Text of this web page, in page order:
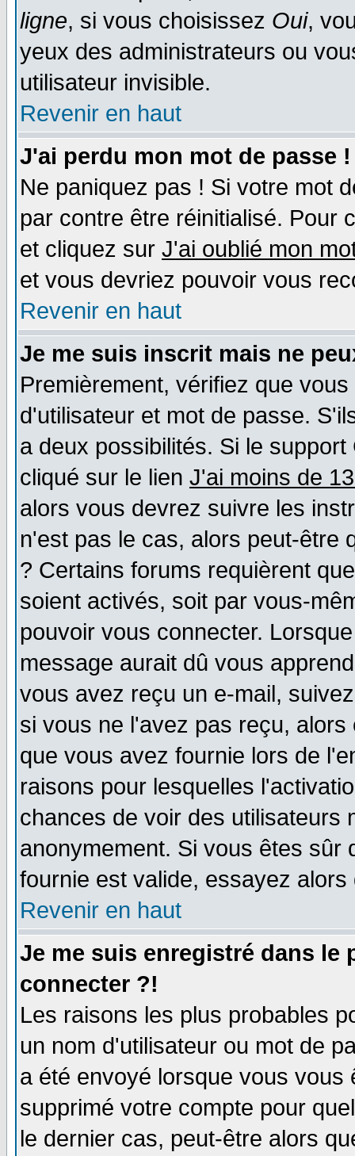
ligne, si vous choisissez Oui,
yeux des administrateurs ou
utilisateur invisible.
Revenir en haut
J'ai perdu mon mot de passe !
Ne paniquez pas ! Si votre mot
par contre être réinitialisé. Pour
et cliquez sur J'ai oublié mon
et vous devriez pouvoir vous
Revenir en haut
Je me suis inscrit mais ne
Premièrement, vérifiez que
d'utilisateur et mot de passe.
a deux possibilités. Si le
cliqué sur le lien J'ai moins de
alors vous devrez suivre les
n'est pas le cas, alors peut-être
? Certains forums requièrent
soient activés, soit par vous-
pouvoir vous connecter.
message aurait dû vous
vous avez reçu un e-mail,
si vous ne l'avez pas reçu,
que vous avez fournie lors de
raisons pour lesquelles
chances de voir des utilisateurs
anonymement. Si vous êtes sûr
fournie est valide, essayez
Revenir en haut
Je me suis enregistré dans le
connecter ?!
Les raisons les plus probables
un nom d'utilisateur ou mot de
a été envoyé lorsque vous
supprimé votre compte pour
le dernier cas, peut-être alors